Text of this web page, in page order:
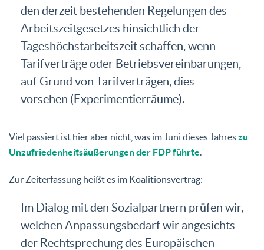
den derzeit bestehenden Regelungen des
Arbeitszeitgesetzes hinsichtlich der
Tageshöchstarbeitszeit schaffen, wenn
Tarifverträge oder Betriebsvereinbarungen,
auf Grund von Tarifverträgen, dies
vorsehen (Experimentierräume).
Viel passiert ist hier aber nicht, was im Juni dieses Jahreszu
Unzufriedenheitsäußerungen der FDP führte.
Zur Zeiterfassung heißt es im Koalitionsvertrag:
Im Dialog mit den Sozialpartnern prüfen wir,
welchen Anpassungsbedarf wir angesichts
der Rechtsprechung des Europäischen